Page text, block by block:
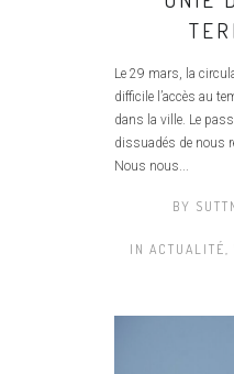
Le 29 mars, la
difficile l’accès au
dans la ville. Le
dissuadés de nous
Nous nous...
BY
IN ACTUALITÉ